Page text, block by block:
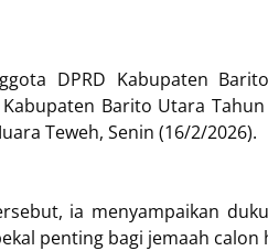
DPRD Kabupaten
Barito Utara
Teweh, Senin (16/2/2026).
ia menyampaikan
penting bagi jemaah